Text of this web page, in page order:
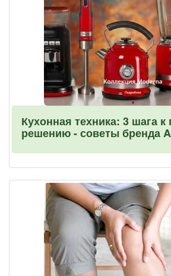
Кухонная техника: 3 шага
решению - советы бренда